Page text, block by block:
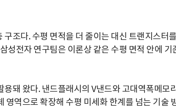
조다. 수평 면적을 더 줄이는 대신 트랜지스터
성전자 연구팀은 이론상 같은 수평 면적 안에
용돼 왔다. 낸드플래시의 V낸드와 고대역폭메모
영역으로 확장해 수평 미세화 한계를 넘는 기술